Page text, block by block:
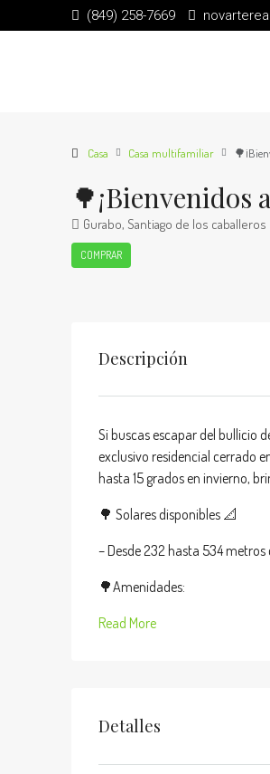
(849) 258-7669
Casa Casa multifamiliar
Gurabo, Santiago de los caballeros
COMPRAR
Descripción
Si buscas escapar del bullicio
exclusivo residencial cerrado
hasta 15 grados en invierno,
🌳 Solares disponibles 📐
– Desde 232 hasta 534
🌳Amenidades:
Read More
Detalles